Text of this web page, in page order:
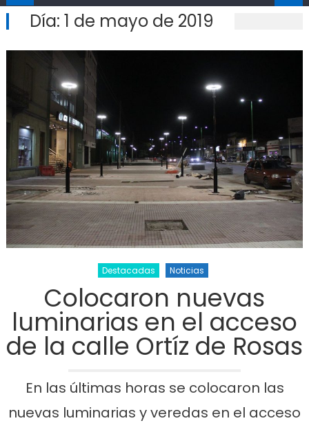
Día: 1 de mayo de 2019
Destacadas Noticias
Colocaron nuevas
luminarias en el acceso
de la calle Ortíz de Rosas
En las últimas horas se colocaron las
nuevas luminarias y veredas en el acceso